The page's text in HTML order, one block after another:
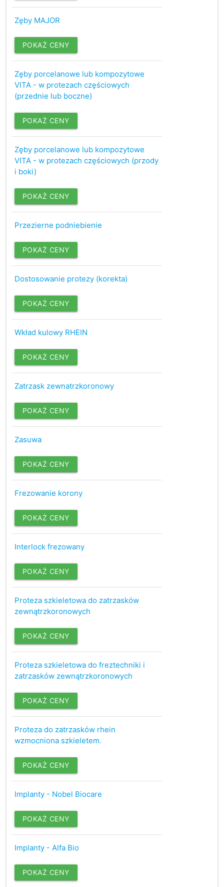
Zęby MAJOR
POKAŻ CENY
Zęby porcelanowe lub kompozytowe
VITA - w protezach częściowych
(przednie lub boczne)
POKAŻ CENY
Zęby porcelanowe lub kompozytowe
VITA - w protezach częściowych (przody
i boki)
POKAŻ CENY
Przezierne podniebienie
POKAŻ CENY
Dostosowanie protezy (korekta)
POKAŻ CENY
Wkład kulowy RHEIN
POKAŻ CENY
Zatrzask zewnatrzkoronowy
POKAŻ CENY
Zasuwa
POKAŻ CENY
Frezowanie korony
POKAŻ CENY
Interlock frezowany
POKAŻ CENY
Proteza szkieletowa do zatrzasków
zewnątrzkoronowych
POKAŻ CENY
Proteza szkieletowa do freztechniki i
zatrzasków zewnątrzkoronowych
POKAŻ CENY
Proteza do zatrzasków rhein
wzmocniona szkieletem.
POKAŻ CENY
Implanty - Nobel Biocare
POKAŻ CENY
Implanty - Alfa Bio
POKAŻ CENY